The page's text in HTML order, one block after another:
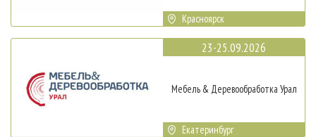
Красноярск
23-25.09.2026
Мебель & Деревообработка Урал
Екатеринбург